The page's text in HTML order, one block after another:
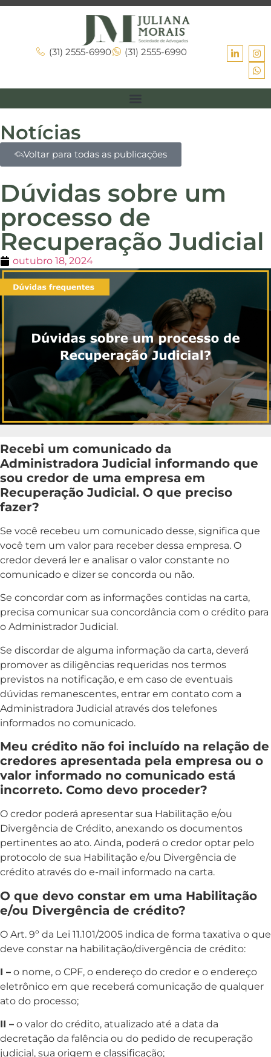
(31) 2555-6990 (31) 2555-6990
Notícias
Voltar para todas as publicações
Dúvidas sobre um
processo de
Recuperação Judicial
outubro 18, 2024
Recebi um comunicado da
Administradora Judicial informando que
sou credor de uma empresa em
Recuperação Judicial. O que preciso
fazer?
Se você recebeu um comunicado desse, significa que
você tem um valor para receber dessa empresa. O
credor deverá ler e analisar o valor constante no
comunicado e dizer se concorda ou não.
Se concordar com as informações contidas na carta,
precisa comunicar sua concordância com o crédito para
o Administrador Judicial.
Se discordar de alguma informação da carta, deverá
promover as diligências requeridas nos termos
previstos na notificação, e em caso de eventuais
dúvidas remanescentes, entrar em contato com a
Administradora Judicial através dos telefones
informados no comunicado.
Meu crédito não foi incluído na relação de
credores apresentada pela empresa ou o
valor informado no comunicado está
incorreto. Como devo proceder?
O credor poderá apresentar sua Habilitação e/ou
Divergência de Crédito, anexando os documentos
pertinentes ao ato. Ainda, poderá o credor optar pelo
protocolo de sua Habilitação e/ou Divergência de
crédito através do e-mail informado na carta.
O que devo constar em uma Habilitação
e/ou Divergência de crédito?
O Art. 9º da Lei 11.101/2005 indica de forma taxativa o que
deve constar na habilitação/divergência de crédito:
I – o nome, o CPF, o endereço do credor e o endereço
eletrônico em que receberá comunicação de qualquer
ato do processo;
II – o valor do crédito, atualizado até a data da
decretação da falência ou do pedido de recuperação
judicial, sua origem e classificação;